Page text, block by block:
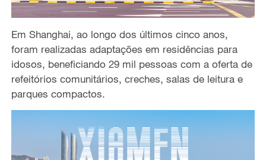
Em Shanghai, ao longo dos últimos cinco anos,
foram realizadas adaptações em residências para
idosos, beneficiando 29 mil pessoas com a oferta de
refeitórios comunitários, creches, salas de leitura e
parques compactos.